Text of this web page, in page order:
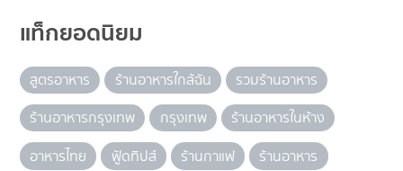
แท็กยอดนิยม
สูตรอาหาร ร้านอาหารใกล้ฉัน
รวมร้านอาหาร
ร้านอาหารกรุงเทพ
กรุงเทพ
ร้านอาหารในห้าง
อาหารไทย
ฟู้ดทิปส์ ร้านกาแฟ ร้านอาหาร